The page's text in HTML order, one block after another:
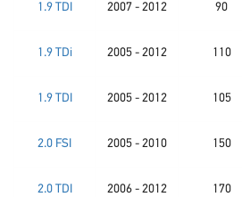
1.9 TDI 2007 - 2012 90
1.9 TDi 2005 - 2012 110
1.9 TDI 2005 - 2012 105
2.0 FSI 2005 - 2010 150
2.0 TDI 2006 - 2012 170